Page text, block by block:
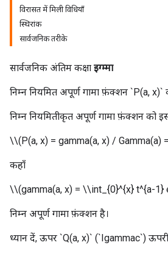
विरासत में मिली विधियाँ
स्थिरांक
सार्वजनिक तरीके
सार्वजनिक अंतिम कक्षा इग्म्मा
निम्न नियमित अपूर्ण गामा फ़ंक्शन `P(a, x)`
निम्न नियमितीकृत अपूर्ण गामा फ़ंक्शन को इस
\\(P(a, x) = gamma(a, x) / Gamma(a)
कहाँ
\\(gamma(a, x) = \\int_{0}^{x} t^{a-
निम्न अपूर्ण गामा फ़ंक्शन है।
ध्यान दें, ऊपर `Q(a, x)` (`Igammac`)